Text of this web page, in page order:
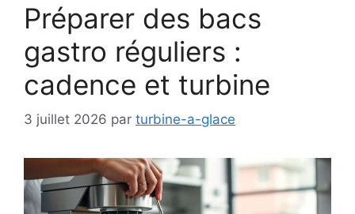
Préparer des bacs
gastro réguliers :
cadence et turbine
3 juillet 2026 par turbine-a-glace